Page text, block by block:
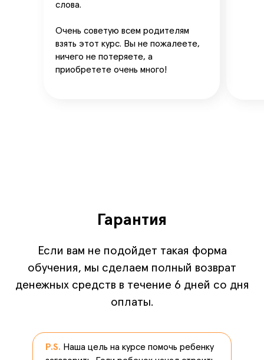
слова.
Очень советую всем родителям
взять этот курс. Вы не пожалеете,
ничего не потеряете, а
приобретете очень много!
Гарантия
Если вам не подойдет такая форма
обучения, мы сделаем полный возврат
денежных средств в течение 6 дней со дня
оплаты.
P.S. Наша цель на курсе помочь ребенку